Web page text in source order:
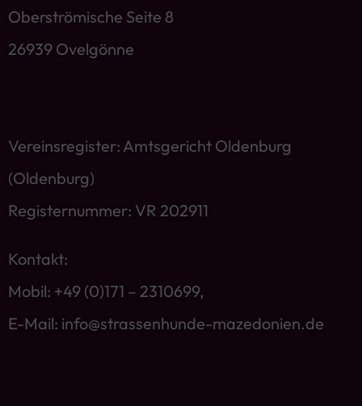
Oberströmische Seite 8
26939 Ovelgönne
Vereinsregister: Amtsgericht Oldenburg
(Oldenburg)
Registernummer: VR 202911
Kontakt:
Mobil: +49 (0)171 – 2310699,
E-Mail: info@strassenhunde-mazedonien.de